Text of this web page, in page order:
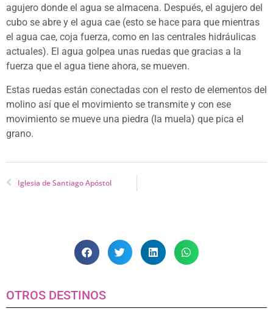
agujero donde el agua se almacena. Después, el agujero del
cubo se abre y el agua cae (esto se hace para que mientras
el agua cae, coja fuerza, como en las centrales hidráulicas
actuales). El agua golpea unas ruedas que gracias a la
fuerza que el agua tiene ahora, se mueven.
Estas ruedas están conectadas con el resto de elementos del
molino así que el movimiento se transmite y con ese
movimiento se mueve una piedra (la muela) que pica el
grano.
Iglesia de Santiago Apóstol
OTROS DESTINOS